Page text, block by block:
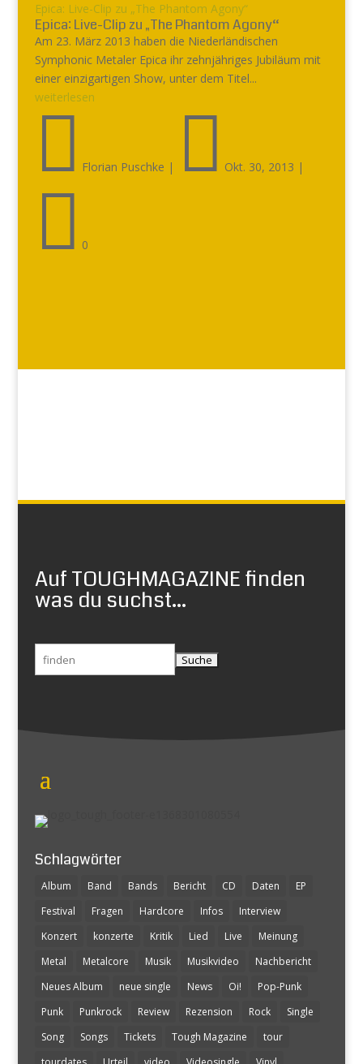
Epica: Live-Clip zu „The Phantom Agony“
Epica: Live-Clip zu „The Phantom Agony“
Am 23. März 2013 haben die Niederländischen
Symphonic Metaler Epica ihr zehnjähriges Jubiläum mit
einer einzigartigen Show, unter dem Titel...
weiterlesen
 Florian Puschke |  Okt. 30, 2013 |
 0
Auf TOUGHMAGAZINE finden
was du suchst...
Suchen
nach:
Schlagwörter
Album Band Bands Bericht CD Daten
EP
Festival
Fragen Hardcore Infos
Interview
Konzert
konzerte Kritik Lied Live
Meinung
Metal
Metalcore Musik Musikvideo
Nachbericht
Neues Album
neue single News Oi!
Pop-Punk
Punk
Punkrock Review Rezension Rock
Single
Song
Songs Tickets Tough Magazine
tour